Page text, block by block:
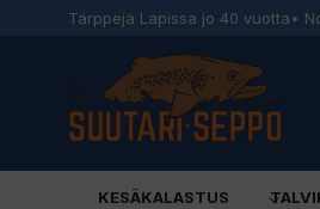
Tärppejä Lapissa jo 40 vuotta•
KESÄKALASTUS